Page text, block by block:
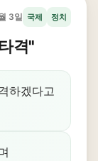
3일 국제 정치
격"
하겠다고